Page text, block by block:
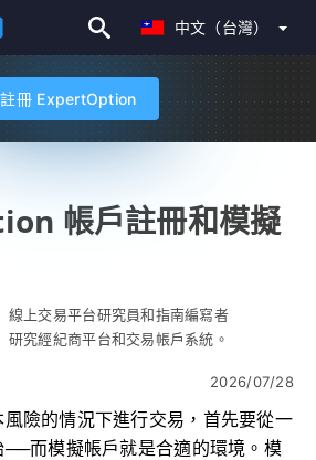
中文（台灣）
註冊 ExpertOption
帳戶註冊和模擬
線上交易平台研究員和指南編寫者
研究經紀商平台和交易帳戶系統。
2026/07/28
險的情況下進行交易，首先要從一
而模擬帳戶就是合適的環境。模